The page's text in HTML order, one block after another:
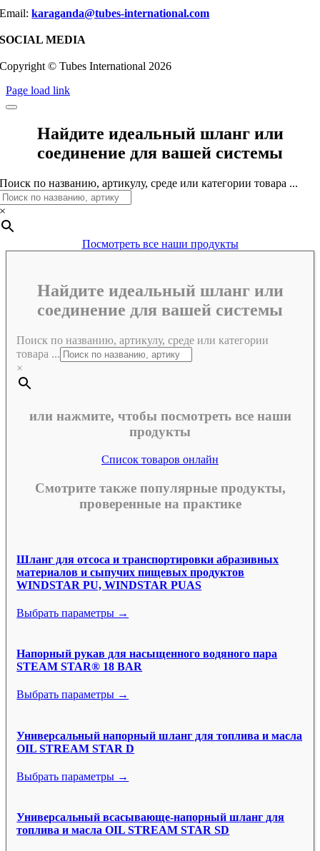
Email:karaganda@tubes-international.com
SOCIAL MEDIA
Copyright © Tubes International 2026
Page load link
Найдите идеальный шланг или
соединение для вашей системы
Поиск по названию, артикулу, среде или категории товара ...
×
Посмотреть все наши продукты
Найдите идеальный шланг или
соединение для вашей системы
Поиск по названию, артикулу, среде или категории
товара ...
×
или нажмите, чтобы посмотреть все наши
продукты
Список товаров онлайн
Смотрите также популярные продукты,
проверенные на практике
Шланг для отсоса и транспортировки абразивных
материалов и сыпучих пищевых продуктов
WINDSTAR PU, WINDSTAR PUAS
Выбрать параметры →
Напорный рукав для насыщенного водяного пара
STEAM STAR® 18 BAR
Выбрать параметры →
Универсальный напорный шланг для топлива и масла
OIL STREAM STAR D
Выбрать параметры →
Универсальный всасывающе-напорный шланг для
топлива и масла OIL STREAM STAR SD